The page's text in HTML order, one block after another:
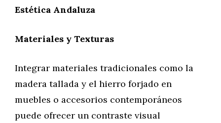
Estética Andaluza
Materiales y Texturas
Integrar materiales tradicionales como la
madera tallada y el hierro forjado en
muebles o accesorios contemporáneos
puede ofrecer un contraste visual